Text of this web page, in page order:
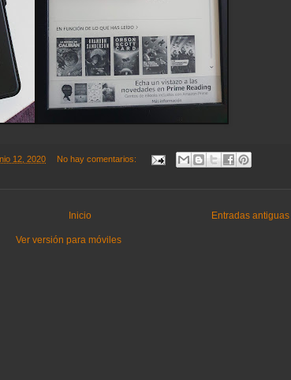
12, 2020 No hay comentarios:
Entradas antiguas
Inicio
Ver versión para móviles